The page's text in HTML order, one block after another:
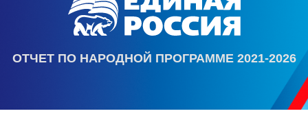
ОТЧЕТ ПО НАРОДНОЙ ПРОГРАММЕ 2021-2026